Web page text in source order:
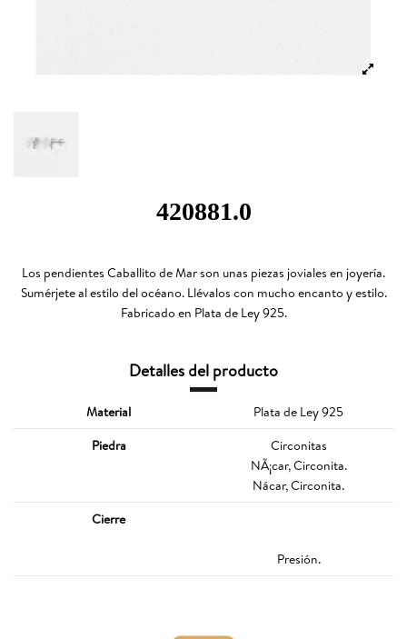
420881.0
Los pendientes Caballito de Mar son unas piezas joviales en joyería.
Sumérjete al estilo del océano. Llévalos con mucho encanto y estilo.
Fabricado en Plata de Ley 925.
Detalles del producto
Material
Plata de Ley 925
Piedra
Circonitas
NÃ¡car, Circonita.
Nácar, Circonita.
Cierre
Presión.